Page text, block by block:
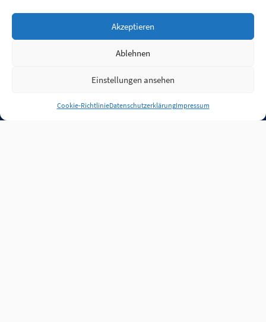
Akzeptieren
Ablehnen
Einstellungen ansehen
Cookie-RichtlinieDatenschutzerklärungImpressum
Anmelden
Jobs Partner FAQ Quellen